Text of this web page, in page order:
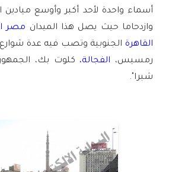
أسماء واحدة لأحد أكبر وأوسع ميادين
وازدحاما حيث يصل هذا الميدان مصر
القاهرة الجنوبية وتصب فيه عدة
رمسيس،
الفجالة،كلوت بك،
شبرا".